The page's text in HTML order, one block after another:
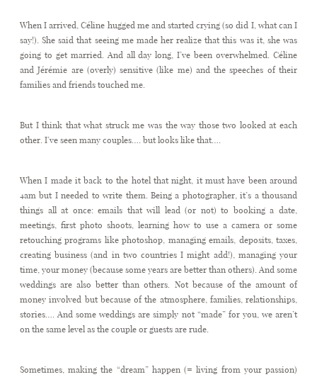
When I arrived, Céline hugged me and started crying (so did I, what can I
say!). She said that seeing me made her realize that this was it, she was
going to get married. And all day long, I’ve been overwhelmed. Céline
and Jérémie are (overly) sensitive (like me) and the speeches of their
families and friends touched me.
But I think that what struck me was the way those two looked at each
other. I’ve seen many couples…. but looks like that….
When I made it back to the hotel that night, it must have been around
4am but I needed to write them. Being a photographer, it’s a thousand
things all at once: emails that will lead (or not) to booking a date,
meetings, first photo shoots, learning how to use a camera or some
retouching programs like photoshop, managing emails, deposits, taxes,
creating business (and in two countries I might add!), managing your
time, your money (because some years are better than others). And some
weddings are also better than others. Not because of the amount of
money involved but because of the atmosphere, families, relationships,
stories…. And some weddings are simply not “made” for you, we aren’t
on the same level as the couple or guests are rude.
Sometimes, making the “dream” happen (= living from your passion)